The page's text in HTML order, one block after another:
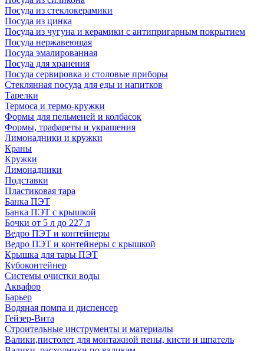
Посуда из стеклокерамики
Посуда из цинка
Посуда из чугуна и керамики с антипригарным покрытием
Посуда нержавеющая
Посуда эмалированная
Посуда для хранения
Посуда сервировка и столовые приборы
Стеклянная посуда для еды и напитков
Тарелки
Термоса и термо-кружки
Формы для пельменей и колбасок
Формы, трафареты и украшения
Лимонадники и кружки
Краны
Кружки
Лимонадники
Подставки
Пластиковая тара
Банка ПЭТ
Банка ПЭТ с крышкой
Бочки от 5 л до 227 л
Ведро ПЭТ и контейнеры
Ведро ПЭТ и контейнеры с крышкой
Крышка для тары ПЭТ
Кубоконтейнер
Системы очистки воды
Аквафор
Барьер
Водяная помпа и диспенсер
Гейзер-Вита
Строительные инструменты и материалы
Валики,пистолет для монтажной пены, кисти и шпатель